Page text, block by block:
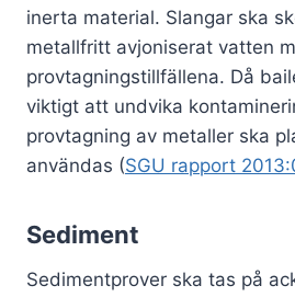
inerta material. Slangar ska
metallfritt avjoniserat vatten
provtagningstillfällena. Då
viktigt att undvika
provtagning av metaller ska
användas (SGU rapport
Sediment
Sedimentprover ska tas på